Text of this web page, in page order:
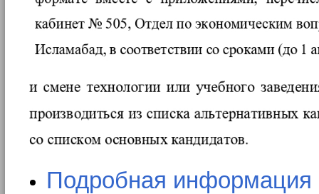
Подробная информация